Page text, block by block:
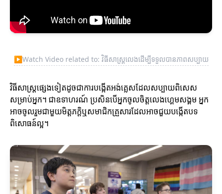
▶Watch Video related to: វិធីសាស្រ្តលេងដើម្បីទទួលបានភាពសប្បាយ
វិធីសាស្រ្តផ្សេងទៀតដូចជាការបង្កើតអង់គ្លេសដែលសប្បាយពិសេស
សម្រាប់អ្នក។ ជាឧទាហរណ៍ ប្រសិនបើអ្នកចូលចិត្តលេងហ្គេមសង្គម អ្នក
អាចចូលរួមជាមួយមិត្តភក្តិឬសមាជិកគ្រួសារដែលអាចជួយបង្កើតបទ
ពិសោធន៍ល្អ។